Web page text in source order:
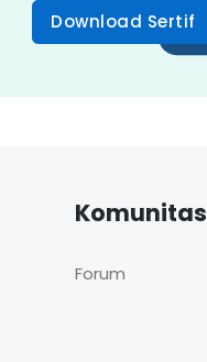
Download Sertif
Komunitas
Forum